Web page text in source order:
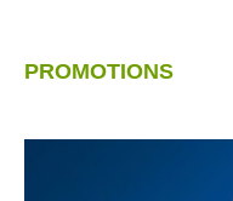
PROMOTIONS